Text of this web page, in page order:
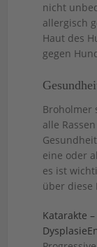
nicht
allergisch
Haut des
gegen
Broholmer
alle
eine oder
es ist
über diese
Katarakte